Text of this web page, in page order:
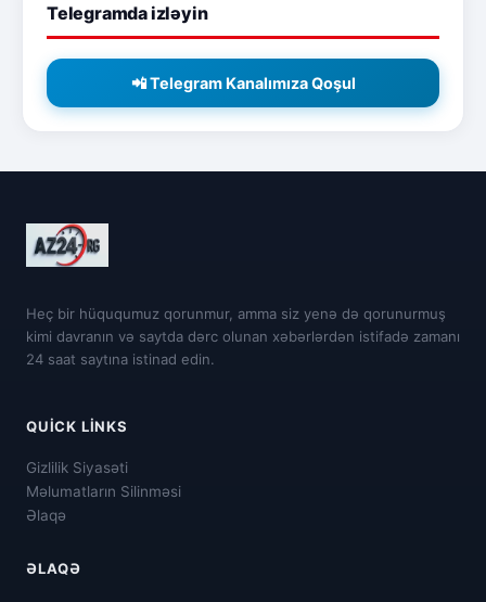
Telegramda izləyin
📲 Telegram Kanalımıza Qoşul
Heç bir hüququmuz qorunmur, amma siz yenə də qorunurmuş
kimi davranın və saytda dərc olunan xəbərlərdən istifadə zamanı
24 saat saytına istinad edin.
QUICK LINKS
Gizlilik Siyasəti
Məlumatların Silinməsi
Əlaqə
ƏLAQƏ